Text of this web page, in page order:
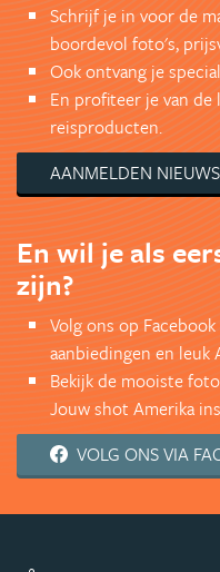
Schrijf je in voor de
boordevol foto's,
Ook ontvang je
En profiteer je van
reisproducten.
AANMELDEN
En wil je als
zijn?
Volg ons op
aanbiedingen en leuk
Bekijk de mooiste
Jouw shot Amerika
VOLG ONS VIA